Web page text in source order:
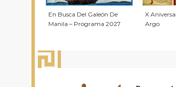
En Busca Del Galeón De
Manila – Programa 2027
X
Argo